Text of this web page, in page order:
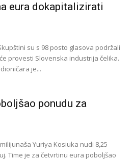
eura dokapitalizirati
su s 98 posto glasova podržali
provesti Slovenska industrija čelika.
je...
ponudu za
Yuriya Kosiuka nudi 8,25
Time je za četvrtinu eura poboljšao